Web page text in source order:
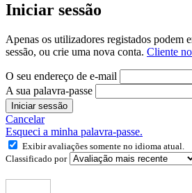
Iniciar sessão
Apenas os utilizadores registados podem
sessão, ou crie uma nova conta. Cliente
O seu endereço de e-mail
A sua palavra-passe
Iniciar sessão
Cancelar
Esqueci a minha palavra-passe.
Exibir avaliações somente no idioma atual.
Classificado por